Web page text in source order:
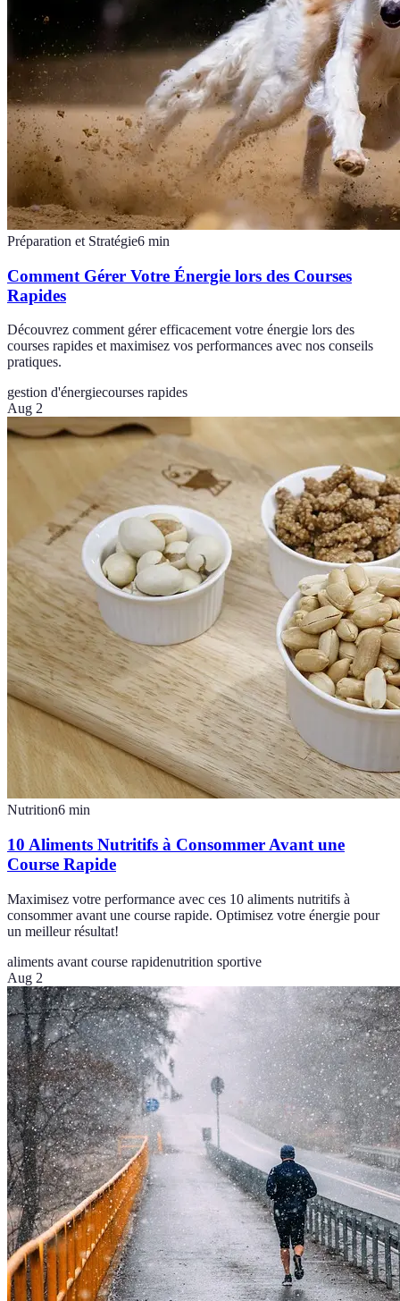
Préparation et Stratégie6 min
Comment Gérer Votre Énergie lors des Courses
Rapides
Découvrez comment gérer efficacement votre énergie lors des
courses rapides et maximisez vos performances avec nos conseils
pratiques.
gestion d'énergiecourses rapides
Aug 2
Nutrition6 min
10 Aliments Nutritifs à Consommer Avant une
Course Rapide
Maximisez votre performance avec ces 10 aliments nutritifs à
consommer avant une course rapide. Optimisez votre énergie pour
un meilleur résultat!
aliments avant course rapidenutrition sportive
Aug 2